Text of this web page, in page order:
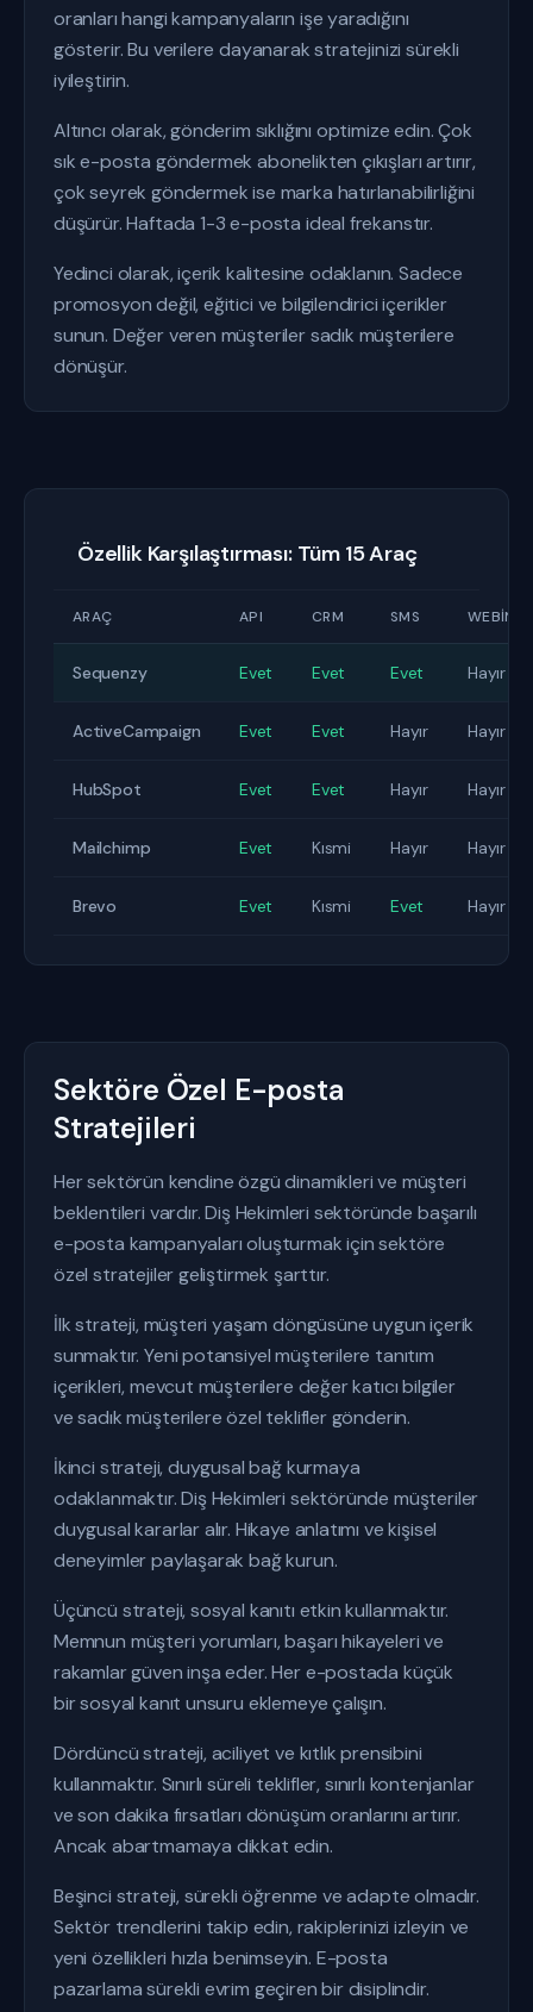
oranları hangi kampanyaların işe yaradığını
gösterir. Bu verilere dayanarak stratejinizi sürekli
iyileştirin.
Altıncı olarak, gönderim sıklığını optimize edin. Çok
sık e-posta göndermek abonelikten çıkışları artırır,
çok seyrek göndermek ise marka hatırlanabilirliğini
düşürür. Haftada 1-3 e-posta ideal frekanstır.
Yedinci olarak, içerik kalitesine odaklanın. Sadece
promosyon değil, eğitici ve bilgilendirici içerikler
sunun. Değer veren müşteriler sadık müşterilere
dönüşür.
Özellik Karşılaştırması: Tüm 15 Araç
ARAÇ API CRM SMS WEBINAR
Sequenzy Evet Evet Evet Hayır
ActiveCampaign Evet Evet Hayır Hayır
HubSpot Evet Evet Hayır Hayır
Mailchimp Evet Kısmi Hayır Hayır
Brevo Evet Kısmi Evet Hayır
Sektöre Özel E-posta
Stratejileri
Her sektörün kendine özgü dinamikleri ve müşteri
beklentileri vardır. Diş Hekimleri sektöründe başarılı
e-posta kampanyaları oluşturmak için sektöre
özel stratejiler geliştirmek şarttır.
İlk strateji, müşteri yaşam döngüsüne uygun içerik
sunmaktır. Yeni potansiyel müşterilere tanıtım
içerikleri, mevcut müşterilere değer katıcı bilgiler
ve sadık müşterilere özel teklifler gönderin.
İkinci strateji, duygusal bağ kurmaya
odaklanmaktır. Diş Hekimleri sektöründe müşteriler
duygusal kararlar alır. Hikaye anlatımı ve kişisel
deneyimler paylaşarak bağ kurun.
Üçüncü strateji, sosyal kanıtı etkin kullanmaktır.
Memnun müşteri yorumları, başarı hikayeleri ve
rakamlar güven inşa eder. Her e-postada küçük
bir sosyal kanıt unsuru eklemeye çalışın.
Dördüncü strateji, aciliyet ve kıtlık prensibini
kullanmaktır. Sınırlı süreli teklifler, sınırlı kontenjanlar
ve son dakika fırsatları dönüşüm oranlarını artırır.
Ancak abartmamaya dikkat edin.
Beşinci strateji, sürekli öğrenme ve adapte olmadır.
Sektör trendlerini takip edin, rakiplerinizi izleyin ve
yeni özellikleri hızla benimseyin. E-posta
pazarlama sürekli evrim geçiren bir disiplindir.